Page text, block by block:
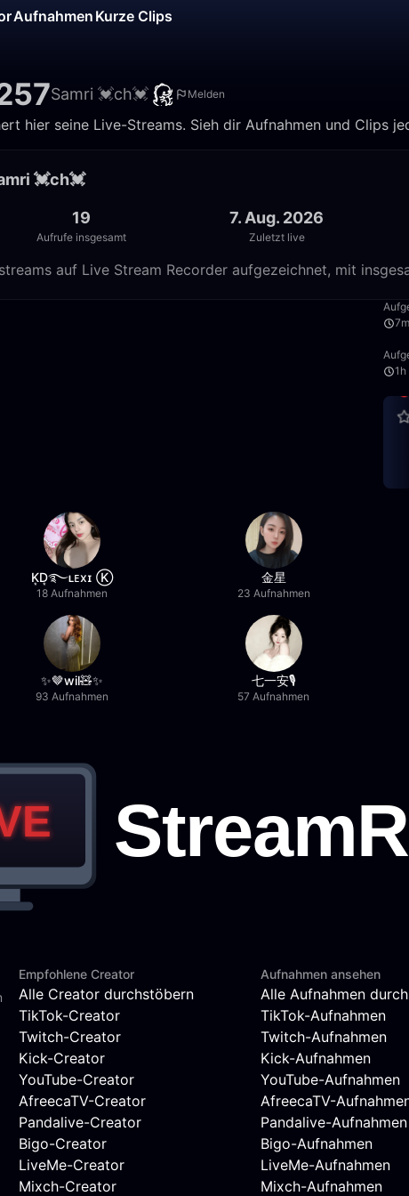
Aufnahmen Kurze Clips
Samri 💓ch💓 Melden
hier seine Live-Streams. Sieh dir Aufnahmen und Clips
💓ch💓
19
Aufrufe insgesamt
7. Aug. 2026
Zuletzt live
auf Live Stream Recorder aufgezeichnet, mit
7m
1h
K͙D͙࿐ʟᴇxɪ Ⓚ
18 Aufnahmen
金星
23 Aufnahmen
✨🤎wil🧸✨
93 Aufnahmen
七一安🎙️
57 Aufnahmen
Empfohlene Creator
Alle Creator durchstöbern
TikTok-Creator
Twitch-Creator
Kick-Creator
YouTube-Creator
AfreecaTV-Creator
Pandalive-Creator
Bigo-Creator
LiveMe-Creator
Mixch-Creator
Aufnahmen ansehen
Alle Aufnahmen
TikTok-Aufnahmen
Twitch-Aufnahmen
Kick-Aufnahmen
YouTube-Aufnahmen
AfreecaTV-
Pandalive-Aufnahmen
Bigo-Aufnahmen
LiveMe-Aufnahmen
Mixch-Aufnahmen